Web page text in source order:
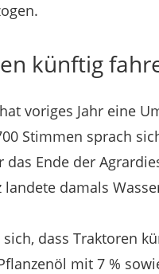
künftig
voriges Jahr eine
Stimmen sprach
Ende der
damals
dass Traktoren
mit 7 %